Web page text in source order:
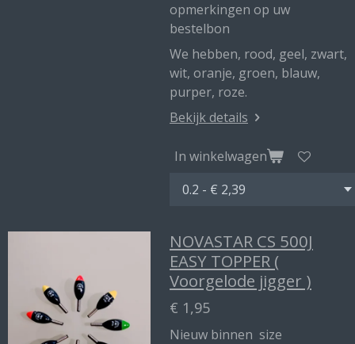
opmerkingen op uw
bestelbon
We hebben, rood, geel, zwart,
wit, oranje, groen, blauw,
purper, roze.
Bekijk details
In winkelwagen
NOVASTAR CS 500J
EASY TOPPER (
Voorgelode jigger )
€ 1,95
Nieuw binnen size